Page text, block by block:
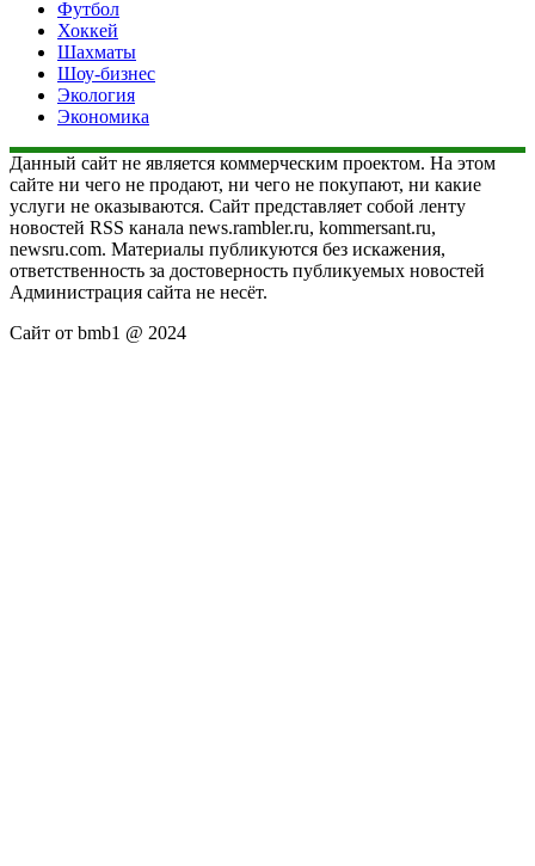
Футбол
Хоккей
Шахматы
Шоу-бизнес
Экология
Экономика
Данный сайт не является коммерческим проектом. На этом
сайте ни чего не продают, ни чего не покупают, ни какие
услуги не оказываются. Сайт представляет собой ленту
новостей RSS канала news.rambler.ru, kommersant.ru,
newsru.com. Материалы публикуются без искажения,
ответственность за достоверность публикуемых новостей
Администрация сайта не несёт.
Сайт от bmb1 @ 2024